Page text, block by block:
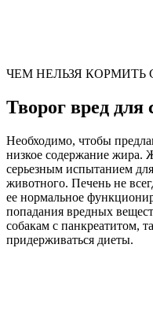
ЧЕМ НЕЛЬЗЯ КОРМИТЬ
Творог вред для
Необходимо, чтобы
низкое содержание жира.
серьезным испытанием
животного. Печень не
ее нормальное
попадания вредных
собакам с панкреатитом,
придерживаться диеты.